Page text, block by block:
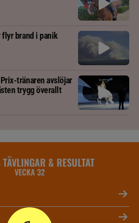
flyr brand i panik
tränaren avslöjar
trygg överallt
& RESULTAT
VECKA 32